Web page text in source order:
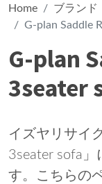
Home
ブランド
G-plan Saddle
G-plan
3seater
イズヤリサイ
3seater sofa」
す。こちらの